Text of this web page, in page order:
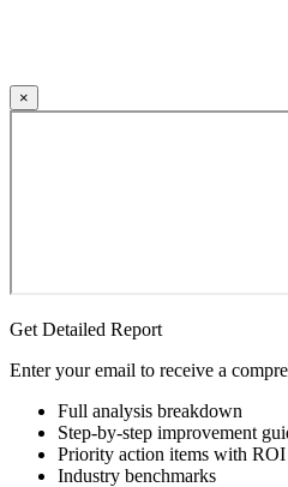
×
Get Detailed Report
Enter your email to receive a
Full analysis breakdown
Step-by-step improvement
Priority action items with ROI
Industry benchmarks